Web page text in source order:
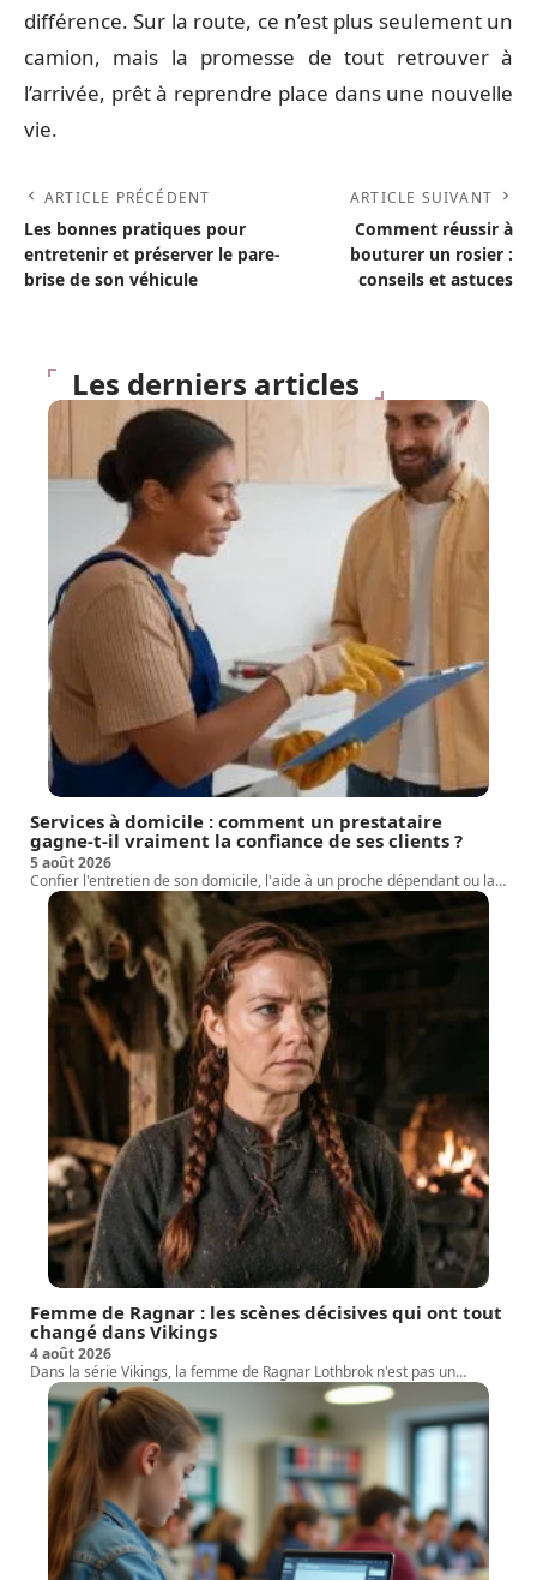
différence. Sur la route, ce n’est plus seulement un
camion, mais la promesse de tout retrouver à
l’arrivée, prêt à reprendre place dans une nouvelle
vie.
ARTICLE PRÉCÉDENT
Les bonnes pratiques pour
entretenir et préserver le pare-
brise de son véhicule
ARTICLE SUIVANT
Comment réussir à
bouturer un rosier :
conseils et astuces
Les derniers articles
Services à domicile : comment un prestataire
gagne-t-il vraiment la confiance de ses clients ?
5 août 2026
Confier l'entretien de son domicile, l'aide à un proche dépendant ou la…
Femme de Ragnar : les scènes décisives qui ont tout
changé dans Vikings
4 août 2026
Dans la série Vikings, la femme de Ragnar Lothbrok n'est pas un…